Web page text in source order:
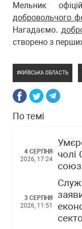
Мельник
добровольчого
Нагадаємо.
створено з
КИЇВСЬКА ОБЛАСТЬ
По темі
4 СЕРПНЯ
2026, 17:24
чолі
3 СЕРПНЯ
2026, 11:51